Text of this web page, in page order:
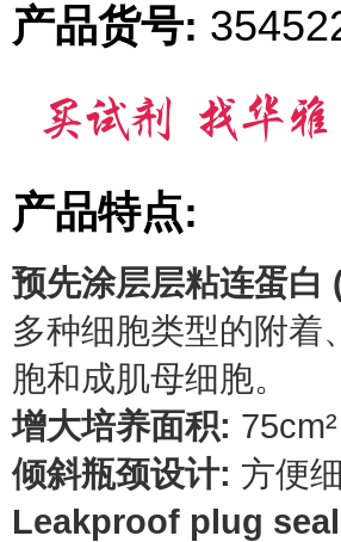
产品货号:
产品特点:
预先涂层层粘连蛋
多种细胞类型的附着
胞和成肌母细胞。
增大培养面积:
倾斜瓶颈设计: 方便
Leakproof plug